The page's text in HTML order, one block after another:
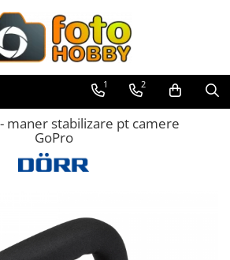
1 2
maner stabilizare pt camere
GoPro